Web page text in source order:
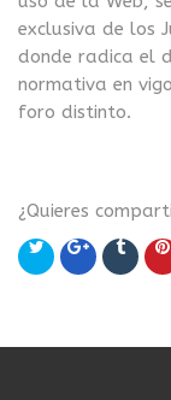
exclusiva de los
donde radica el
normativa en
foro distinto.
¿Quieres